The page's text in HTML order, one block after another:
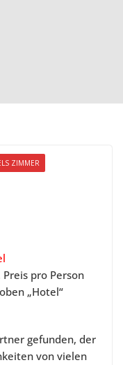
ZIMMER
pro Person
„Hotel“
gefunden, der
von vielen